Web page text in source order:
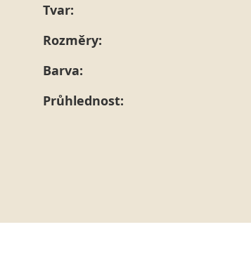
Tvar:
Rozměry:
Barva:
Průhlednost: